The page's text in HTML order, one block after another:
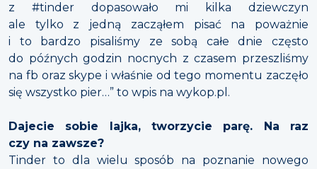
z #tinder dopasowało mi kilka dziewczyn
ale tylko z jedną zacząłem pisać na poważnie
i to bardzo pisaliśmy ze sobą całe dnie często
do późnych godzin nocnych z czasem przeszliśmy
na fb oraz skype i właśnie od tego momentu zaczęło
się wszystko pier…” to wpis na wykop.pl.
Dajecie sobie lajka, tworzycie parę. Na raz
czy na zawsze?
Tinder to dla wielu sposób na poznanie nowego